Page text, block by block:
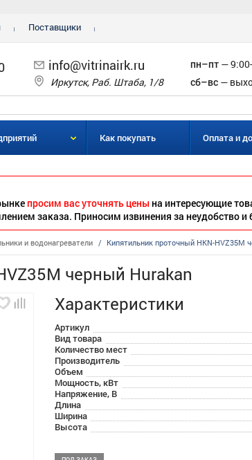
Поставщики
info@vitrinairk.ru
Иркутск, Раб. Штаба, 1/8
пн–пт —
сб–вс —
Как покупать Оплата и
просим вас уточнять цены на интересующие
заказа. Приносим извинения за неудобство
и водонагреватели / Кипятильник проточный HKN-HVZ35M
черный Hurakan
Характеристики
Артикул
Вид товара
Количество мест
Производитель
Объем
Мощность, кВт
Напряжение, В
Длина
Ширина
Высота